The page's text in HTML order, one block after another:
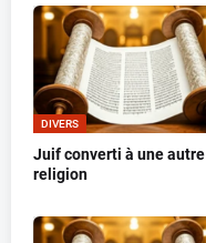
DIVERS
Juif converti à une autre
religion